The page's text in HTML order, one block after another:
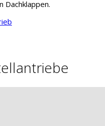
Dachklappen.